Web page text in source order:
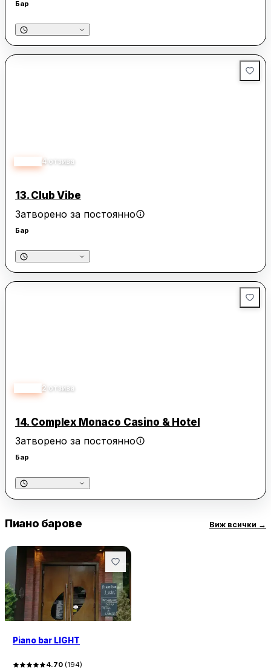
Бар
4 отзива
13. Club Vibe
Затворено за постоянно
Бар
2 отзива
14. Complex Monaco Casino & Hotel
Затворено за постоянно
Бар
Пиано барове Виж всички →
Piano bar LIGHT
4.70 (194)